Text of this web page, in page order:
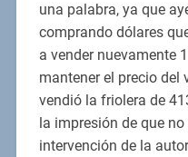
una palabra, ya que
comprando dólares
a vender nuevamente
mantener el precio del
vendió la friolera de
la impresión de que
intervención de la